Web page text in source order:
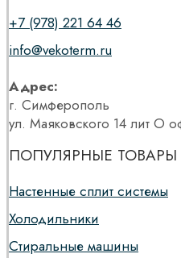
+7 (978) 221 64 46
info@vekoterm.ru
Адрес:
г. Симферополь
ул. Маяковского 14 лит О
ПОПУЛЯРНЫЕ ТОВАРЫ
Настенные сплит системы
Холодильники
Стиральные машины